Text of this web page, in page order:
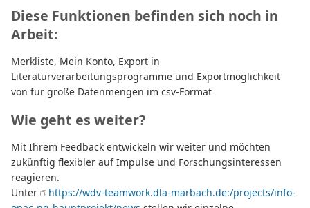
Diese Funktionen befinden sich noch in
Arbeit:
Merkliste, Mein Konto, Export in
Literaturverarbeitungsprogramme und Exportmöglichkeit
von für große Datenmengen im csv-Format
Wie geht es weiter?
Mit Ihrem Feedback entwickeln wir weiter und möchten
zukünftig flexibler auf Impulse und Forschungsinteressen
reagieren.
Unter
https://wdv-teamwork.dla-marbach.de:/projects/info-